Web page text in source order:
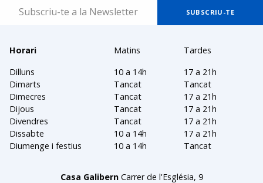
Horari Matins
Tardes
Dilluns
10 a 14h
17 a 21h
Dimarts
Tancat
Tancat
Dimecres
Tancat
17 a 21h
Dijous
Tancat
17 a 21h
Divendres
Tancat
17 a 21h
Dissabte
10 a 14h
17 a 21h
Diumenge i festius
10 a 14h Tancat
Casa GalibernCarrer de l'Església, 9